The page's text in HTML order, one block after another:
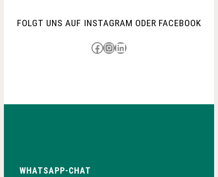
FOLGT UNS AUF INSTAGRAM ODER FACEBOOK
Besuche uns auf Facebook
Besuche uns auf Instagram
LinkedIn
WHATSAPP-CHAT